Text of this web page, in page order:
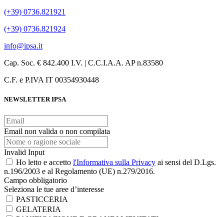
(+39) 0736.821921
(+39) 0736.821924
info@ipsa.it
Cap. Soc. € 842.400 I.V. | C.C.I.A.A. AP n.83580
C.F. e P.IVA IT 00354930448
NEWSLETTER IPSA
Email non valida o non compilata
Invalid Input
Ho letto e accetto l'Informativa sulla Privacy ai sensi del D.Lgs.
n.196/2003 e al Regolamento (UE) n.279/2016.
Campo obbligatorio
Seleziona le tue aree d’interesse
PASTICCERIA
GELATERIA